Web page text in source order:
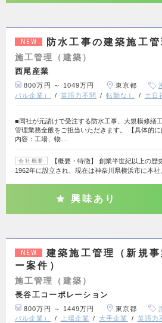
NEW 防水工事の建築施工管
施工管理（建築）
西尾産業
800万円 ～ 1049万円 東京都
バル企業）
英語力不問 転勤なし 土日
■同社が元請けで受注する防水工事、大規模修繕
管理業務全般をご担当いただきます。 【具体的
内容：工場、物…
会社概要
【概要・特徴】 創業半世紀以上の歴
1962年に設立され、現在は神奈川県横浜市に本社
興味あり
NEW
建築施工管理（新規
ー案件）
施工管理（建築）
長谷工コーポレーション
800万円 ～ 1449万円 東京都
バル企業）
上場企業 大手企業 英語力